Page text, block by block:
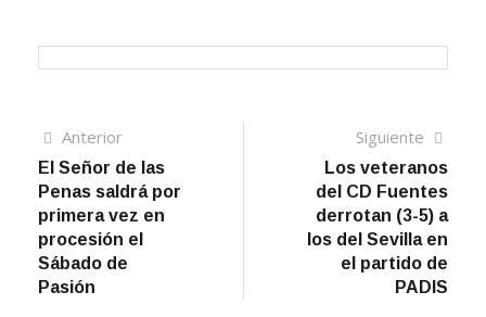
Navegación
de
entradas
AnteriorArtículo
anterior
El Señor de las
Penas saldrá por
primera vez en
procesión el
Sábado de
Pasión
Siguiente
Los veteranos
del CD Fuentes
derrotan (3-5) a
los del Sevilla en
el partido de
PADIS